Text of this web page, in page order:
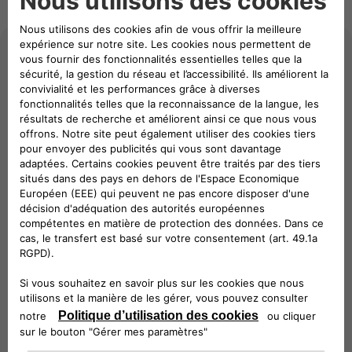
Que sont les technologies
V2H et V2B ?
Lestechnologies V2H (Vehicle-to-Home)
etV2B (Vehicle-to-Building)sont des
sous-ensembles de la technologie V2X
(Vehicle-to-Everything), plus large, qui se
concentre sur l'utilisation de véhicules
électriques (VE) comme sources d'énergie
mobiles pour les maisons et les bâtiments,
respectivement. Ces technologies s'appuient
sur le concept de charge bidirectionnelle
pour faciliter le transfert d'énergie de la